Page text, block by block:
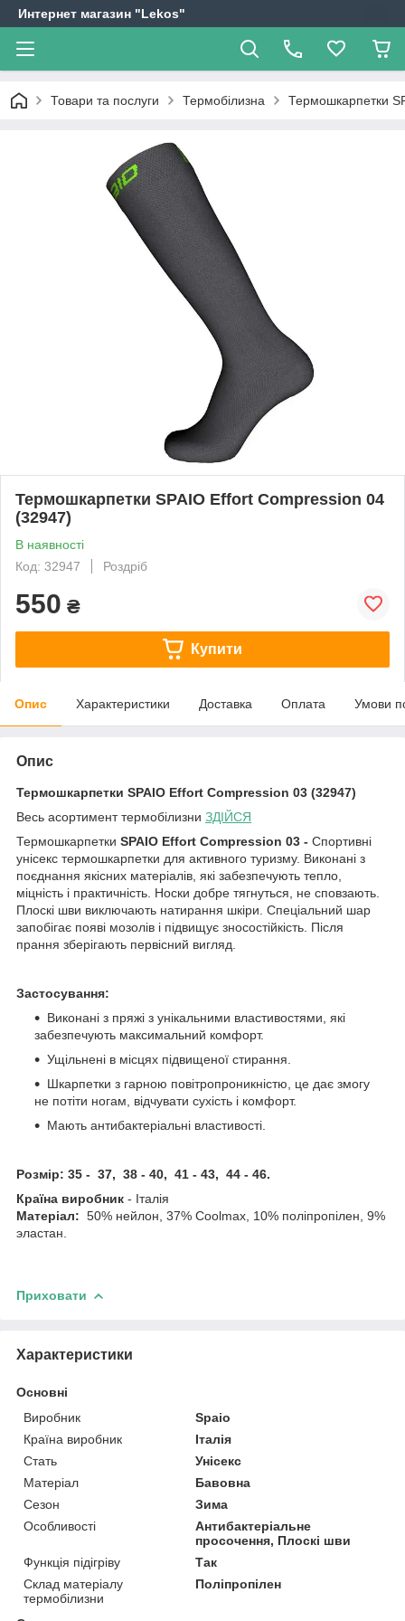
Интернет магазин "Lekos"
Товари та послуги Термобілизна Термошкарпетки
Термошкарпетки SPAIO Effort Compression 04
(32947)
В наявності
Код: 32947
Роздріб
550 ₴
Купити
Опис Характеристики Доставка Оплата Умови
Опис
Термошкарпетки SPAIO Effort Compression 03 (32947)
Весь асортимент термобілизни ЗДІЙСЯ
Термошкарпетки SPAIO Effort Compression 03 - Спортивні
унісекс термошкарпетки для активного туризму. Виконані з
поєднання якісних матеріалів, які забезпечують тепло,
міцність і практичність. Носки добре тягнуться, не сповзають.
Плоскі шви виключають натирання шкіри. Спеціальний шар
запобігає появі мозолів і підвищує зносостійкість. Після
прання зберігають первісний вигляд.
Застосування:
Виконані з пряжі з унікальними властивостями, які
забезпечують максимальний комфорт.
Ущільнені в місцях підвищеної стирання.
Шкарпетки з гарною повітропроникністю, це дає змогу
не потіти ногам, відчувати сухість і комфорт.
Мають антибактеріальні властивості.
Розмір: 35 - 37, 38 - 40, 41 - 43, 44 - 46.
Країна виробник - Італія
Матеріал: 50% нейлон, 37% Coolmax, 10% поліпропілен, 9%
эластан.
Приховати
Характеристики
Основні
Виробник
Spaio
Країна виробник
Італія
Стать
Унісекс
Матеріал
Бавовна
Сезон
Зима
Особливості
Антибактеріальне
просочення, Плоскі шви
Функція підігріву
Так
Склад матеріалу
термобілизни
Поліпропілен